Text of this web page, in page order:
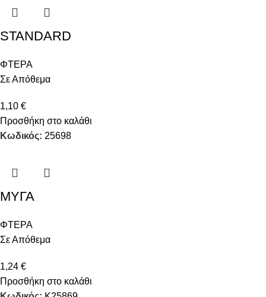
STANDARD
ΦΤΕΡΑ
Σε Απόθεμα
1,10 €
Προσθήκη στο καλάθι
Κωδικός: 25698
ΜΥΓΑ
ΦΤΕΡΑ
Σε Απόθεμα
1,24 €
Προσθήκη στο καλάθι